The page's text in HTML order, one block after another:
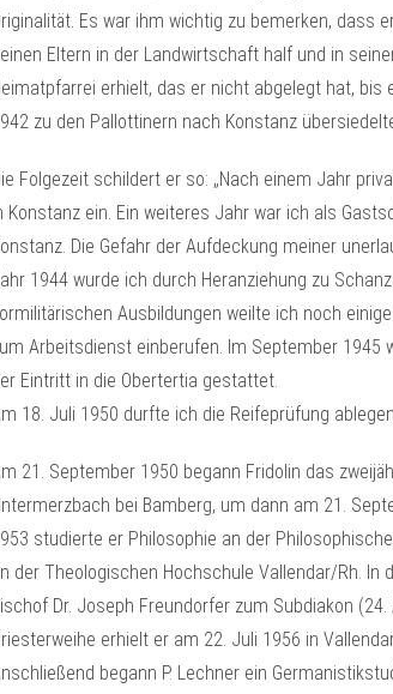
Es war ihm wichtig zu bemerken, dass
Eltern in der Landwirtschaft half und in
erhielt, das er nicht abgelegt hat, bis
zu den Pallottinern nach Konstanz
Folgezeit schildert er so: „Nach einem Jahr
Konstanz ein. Ein weiteres Jahr war ich als
Die Gefahr der Aufdeckung meiner
1944 wurde ich durch Heranziehung zu
Ausbildungen weilte ich noch
Arbeitsdienst einberufen. Im September
Eintritt in die Obertertia gestattet.
18. Juli 1950 durfte ich die Reifeprüfung
21. September 1950 begann Fridolin das
bei Bamberg, um dann am 21.
studierte er Philosophie an der
der Theologischen Hochschule Vallendar/Rh.
Dr. Joseph Freundorfer zum Subdiakon
erhielt er am 22. Juli 1956 in
begann P. Lechner ein